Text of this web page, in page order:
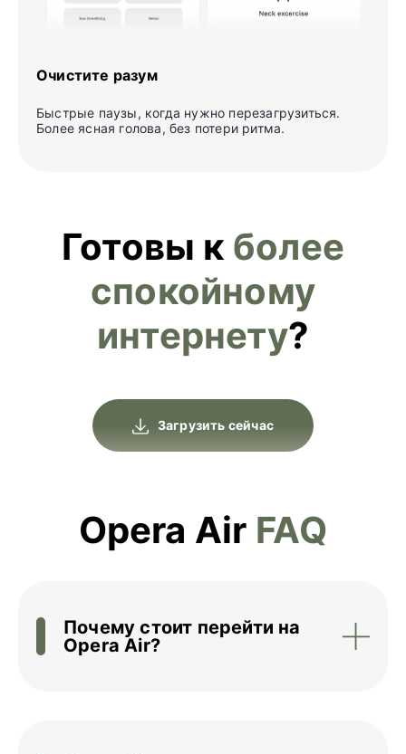
Очистите разум
Быстрые паузы, когда нужно перезагрузиться.
Более ясная голова, без потери ритма.
Готовы к более
спокойному
интернету?
Загрузить сейчас
Opera Air FAQ
Почему стоит перейти на
Opera Air?